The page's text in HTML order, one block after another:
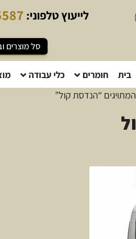
לייעוץטלפוני: 587
סל מוצרים
בית חומרים כלי עבודה
“הנדסת קול”